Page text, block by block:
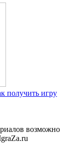
получить игру
возможно